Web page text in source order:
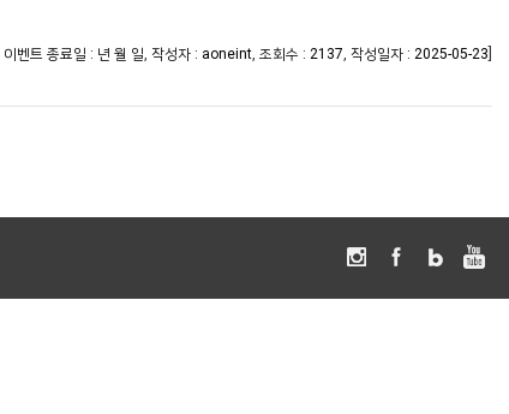
이벤트 종료일 : 년 월 일,작성자 : aoneint,조회수 : 2137,작성일자 : 2025-05-23